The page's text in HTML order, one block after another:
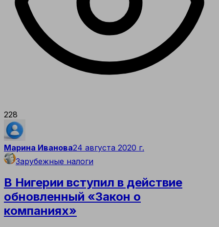
228
Марина Иванова24 августа 2020 г.
Зарубежные налоги
В Нигерии вступил в действие
обновленный «Закон о
компаниях»